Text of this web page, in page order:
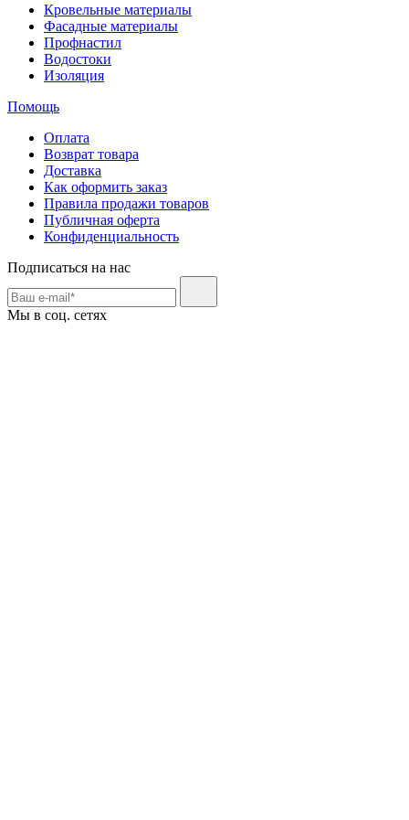
Кровельные материалы
Фасадные материалы
Профнастил
Водостоки
Изоляция
Помощь
Оплата
Возврат товара
Доставка
Как оформить заказ
Правила продажи товаров
Публичная оферта
Конфиденциальность
Подписаться на нас
Мы в соц. сетях